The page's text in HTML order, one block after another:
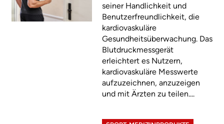
seiner Handlichkeit und
Benutzerfreundlichkeit, die
kardiovaskuläre
Gesundheitsüberwachung. Das
Blutdruckmessgerät
erleichtert es Nutzern,
kardiovaskuläre Messwerte
aufzuzeichnen, anzuzeigen
und mit Ärzten zu teilen....